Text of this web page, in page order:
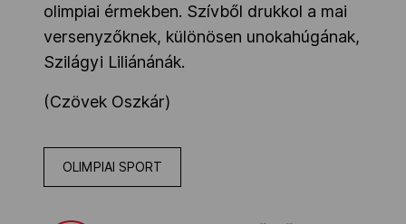
olimpiai érmekben. Szívből drukkol a mai
versenyzőknek, különösen unokahúgának,
Szilágyi Liliánánák.
(Czövek Oszkár)
OLIMPIAI SPORT